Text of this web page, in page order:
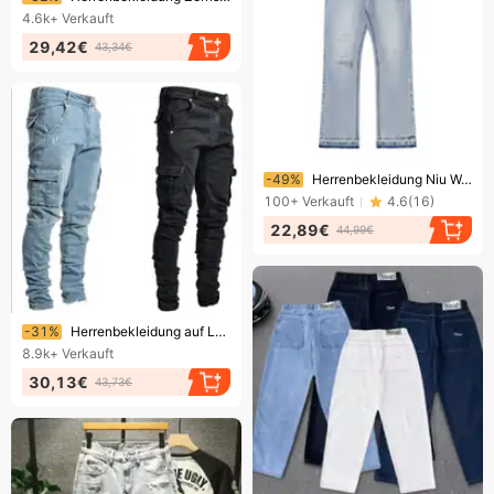
4.6k+ Verkauft
29,42€ 43,34€
Endet bald!
-49%
Herrenbekleidung Niu Wangfeng Nischentrendmarke im amerikanischen Stil, gewaschene alte, lockere Herren-Loch-Cleanfit-Jeans
100+ Verkauft 4.6(16)
22,89€ 44,99€
Endet bald!
-31%
Herrenbekleidung auf Lager 2024 Neue Jeans Herren-Skinny-Jeans mit Seitentasche und kleinem Fuß
8.9k+ Verkauft
30,13€ 43,73€